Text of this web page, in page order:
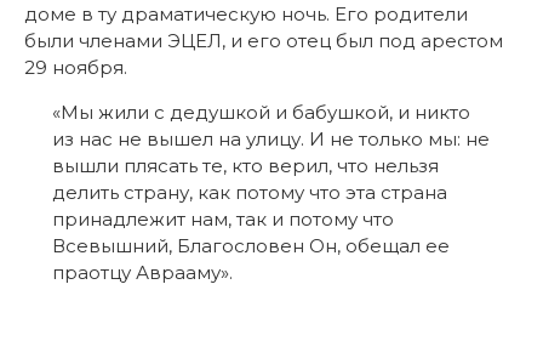
доме в ту драматическую ночь. Его родители
были членами ЭЦЕЛ, и его отец был под арестом
29 ноября.
«Мы жили с дедушкой и бабушкой, и никто
из нас не вышел на улицу. И не только мы: не
вышли плясать те, кто верил, что нельзя
делить страну, как потому что эта страна
принадлежит нам, так и потому что
Всевышний, Благословен Он, обещал ее
праотцу Аврааму».